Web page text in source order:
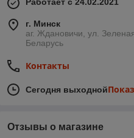
Работает с 24.02.2021
г. Минск
аг. Ждановичи, ул.
Беларусь
Контакты
Сегодня выходной
Отзывы о магазине